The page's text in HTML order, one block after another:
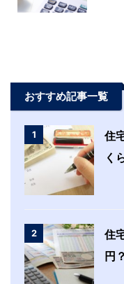
おすすめ記事一覧
1
住
く
2
住
円